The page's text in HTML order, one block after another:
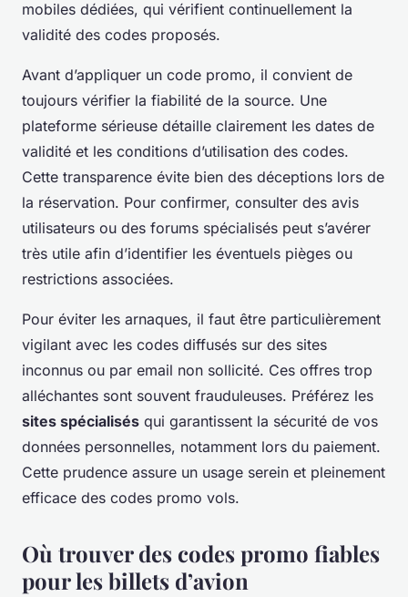
mobiles dédiées, qui vérifient continuellement la
validité des codes proposés.
Avant d’appliquer un code promo, il convient de
toujours vérifier la fiabilité de la source. Une
plateforme sérieuse détaille clairement les dates de
validité et les conditions d’utilisation des codes.
Cette transparence évite bien des déceptions lors de
la réservation. Pour confirmer, consulter des avis
utilisateurs ou des forums spécialisés peut s’avérer
très utile afin d’identifier les éventuels pièges ou
restrictions associées.
Pour éviter les arnaques, il faut être particulièrement
vigilant avec les codes diffusés sur des sites
inconnus ou par email non sollicité. Ces offres trop
alléchantes sont souvent frauduleuses. Préférez les
sites spécialisés qui garantissent la sécurité de vos
données personnelles, notamment lors du paiement.
Cette prudence assure un usage serein et pleinement
efficace des codes promo vols.
Où trouver des codes promo fiables
pour les billets d’avion